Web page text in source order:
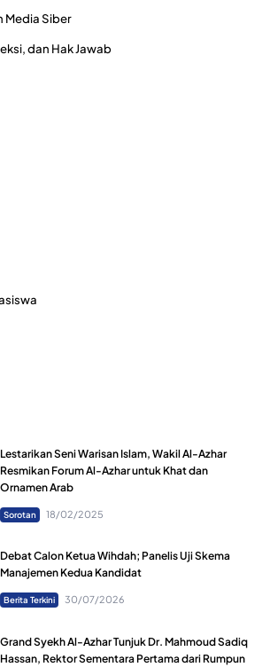
Media Siber
dan Hak Jawab
Lestarikan Seni Warisan Islam, Wakil Al-Azhar
Resmikan Forum Al-Azhar untuk Khat dan
Ornamen Arab
Sorotan 18/02/2025
Debat Calon Ketua Wihdah; Panelis Uji Skema
Manajemen Kedua Kandidat
Berita Terkini 30/07/2026
Grand Syekh Al-Azhar Tunjuk Dr. Mahmoud Sadiq
Hassan, Rektor Sementara Pertama dari Rumpun